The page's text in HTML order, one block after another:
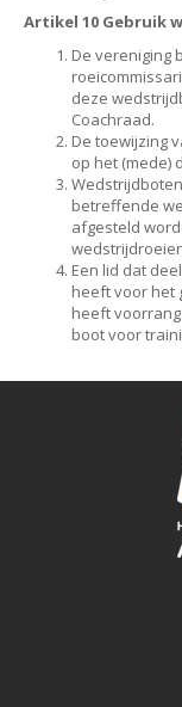
Artikel 10 Gebruik
De vereniging
deze
Coachraad.
De toewijzing
op het (mede)
betreffende
afgesteld
Een lid dat
heeft voor het
heeft
boot voor